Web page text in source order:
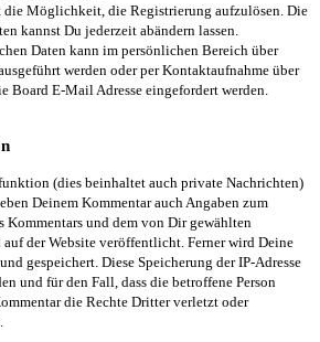
die Möglichkeit, die Registrierung aufzulösen. Die
kannst Du jederzeit abändern lassen.
Daten kann im persönlichen Bereich über
werden oder per Kontaktaufnahme über
Board E-Mail Adresse eingefordert werden.
(dies beinhaltet auch private Nachrichten)
Deinem Kommentar auch Angaben zum
Kommentars und dem von Dir gewählten
der Website veröffentlicht. Ferner wird Deine
gespeichert. Diese Speicherung der IP-Adresse
und für den Fall, dass die betroffene Person
die Rechte Dritter verletzt oder